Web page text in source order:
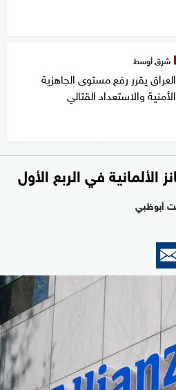
شرق أوسط
العراق يقرر رفع مستوى الجاهزية
الأمنية والاستعداد القتالي